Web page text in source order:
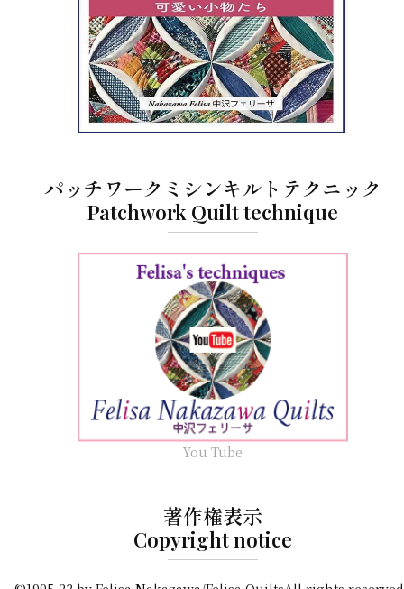
パッチワークミシンキルトテクニック
Patchwork Quilt technique
You Tube
著作権表示
Copyright notice